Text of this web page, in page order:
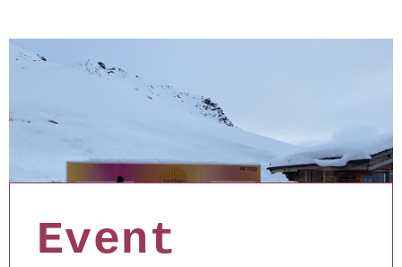
Event